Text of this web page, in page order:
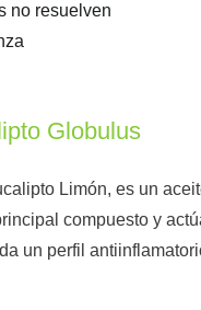
no resuelven
Globulus
Limón, es un
compuesto y
un perfil